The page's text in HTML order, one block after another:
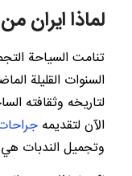
لماذا ايران
تنامت السياحة
السنوات القليلة
لتاريخه وثقافته
الآن لتقديمه
وتجميل الندبات